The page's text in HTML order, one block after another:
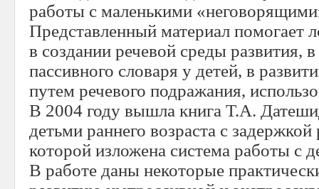
работы с маленькими
Представленный материал помогает
в создании речевой среды развития,
пассивного словаря у детей, в
путем речевого подражания,
В 2004 году вышла книга Т.А.
детьми раннего возраста с задержкой
которой изложена система работы с
В работе даны некоторые